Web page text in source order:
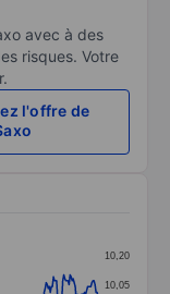
avec à des
risques. Votre
l'offre de
10,05
10,20